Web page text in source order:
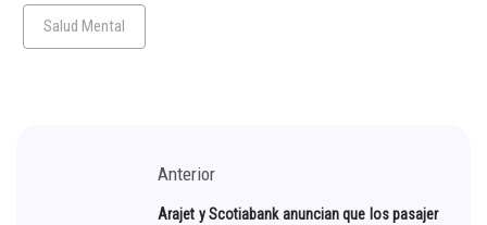
Salud Mental
Anterior
Arajet y Scotiabank anuncian que los pasajer